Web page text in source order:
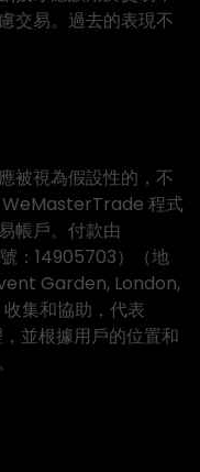
交易。過去的表現不
被視為假設性的，不
WeMasterTrade 程式
帳戶。付款由
：14905703）（地
Garden, London,
集和協助，代表
並根據用戶的位置和